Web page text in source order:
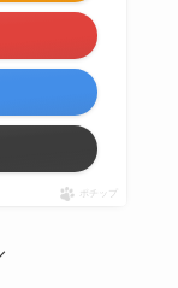
ポチップ